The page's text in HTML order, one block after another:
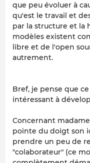
que peu évoluer à
qu'est le travail et
par la structure et la
modèles existent
libre et de l'open
autrement.
Bref, je pense que
intéressant à
Concernant
pointe du doigt son
prendre un peu de
"colaborateur" (ce